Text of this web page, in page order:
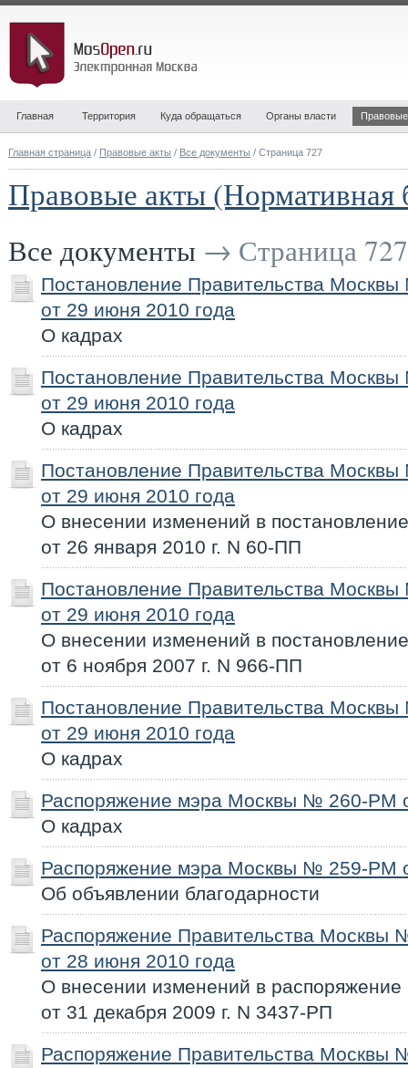
Главная Территория Куда обращаться Органы власти
Главная страница / Правовые акты / Все документы / Страница 727
Правовые акты (Нормативная
Все документы → Страница 727
Постановление Правительства
от 29 июня 2010 года
О кадрах
Постановление Правительства
от 29 июня 2010 года
О кадрах
Постановление Правительства
от 29 июня 2010 года
О внесении изменений в
от 26 января 2010 г. N 60-ПП
Постановление Правительства
от 29 июня 2010 года
О внесении изменений в
от 6 ноября 2007 г. N 966-ПП
Постановление Правительства
от 29 июня 2010 года
О кадрах
Распоряжение мэра Москвы № 260-РМ
О кадрах
Распоряжение мэра Москвы № 259-РМ
Об объявлении благодарности
Распоряжение Правительства Москвы
от 28 июня 2010 года
О внесении изменений в
от 31 декабря 2009 г. N 3437-РП
Распоряжение Правительства Москвы